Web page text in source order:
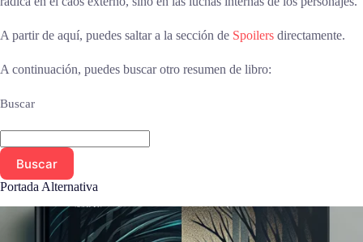
A partir de aquí, puedes saltar a la sección de Spoilers directamente.
A continuación, puedes buscar otro resumen de libro:
Buscar
Buscar
Portada Alternativa